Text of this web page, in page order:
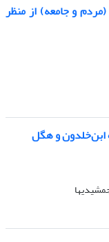
و جامعه) از منظر
ابن‌خلدون و هگل